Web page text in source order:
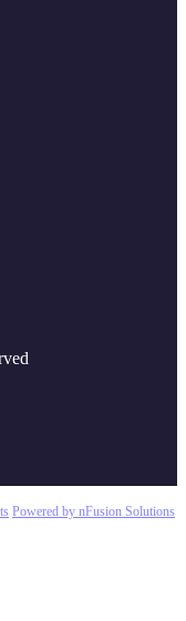
Powered by nFusion Solutions